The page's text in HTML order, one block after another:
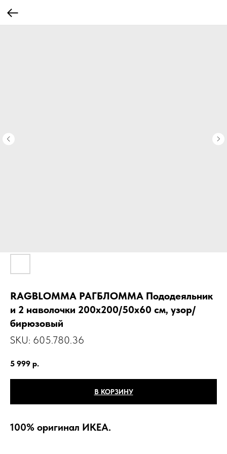
RAGBLOMMA РАГБЛОММА Пододеяльник
и 2 наволочки 200х200/50х60 см, узор/
бирюзовый
SKU: 605.780.36
5 999 р.
В КОРЗИНУ
100% оригинал ИКЕА.